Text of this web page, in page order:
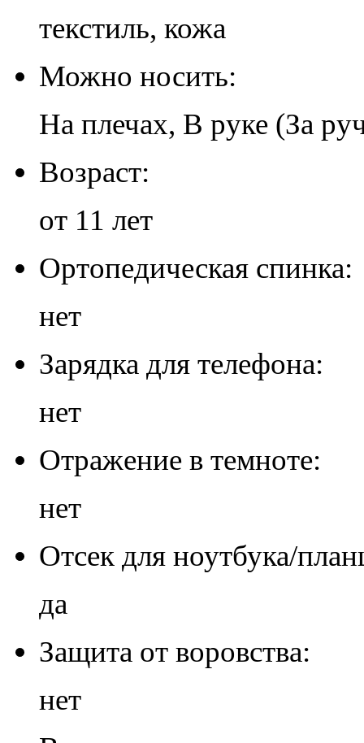
текстиль, кожа
Можно носить:
На плечах, В руке (За
Возраст:
от 11 лет
Ортопедическая спинка:
нет
Зарядка для телефона:
нет
Отражение в темноте:
нет
Отсек для ноутбука/
да
Защита от воровства:
нет